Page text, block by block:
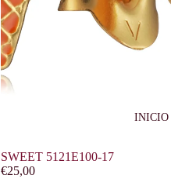
INICIO
SWEET 5121E100-17
€25,00